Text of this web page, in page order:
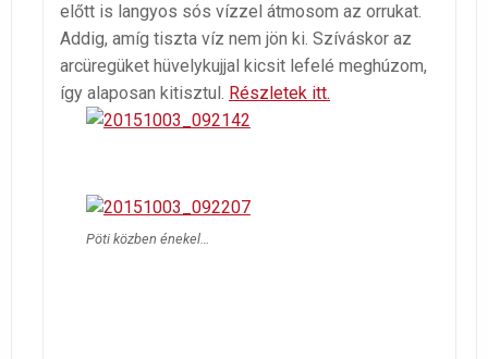
előtt is langyos sós vízzel átmosom az orrukat.
Addig, amíg tiszta víz nem jön ki. Szíváskor az
arcüregüket hüvelykujjal kicsit lefelé meghúzom,
így alaposan kitisztul. Részletek itt.
Pöti közben énekel…